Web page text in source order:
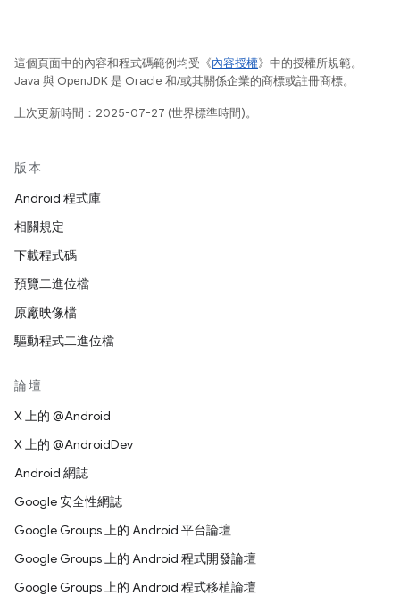
這個頁面中的內容和程式碼範例均受《內容授權》中的授權所規範。
Java 與 OpenJDK 是 Oracle 和/或其關係企業的商標或註冊商標。
上次更新時間：2025-07-27 (世界標準時間)。
版本
Android 程式庫
相關規定
下載程式碼
預覽二進位檔
原廠映像檔
驅動程式二進位檔
論壇
X 上的 @Android
X 上的 @AndroidDev
Android 網誌
Google 安全性網誌
Google Groups 上的 Android 平台論壇
Google Groups 上的 Android 程式開發論壇
Google Groups 上的 Android 程式移植論壇